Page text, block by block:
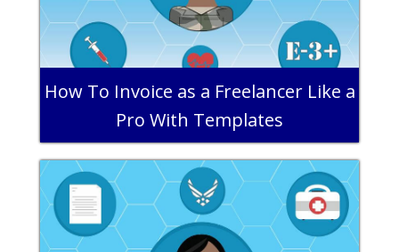
How To Invoice as a Freelancer Like a
Pro With Templates